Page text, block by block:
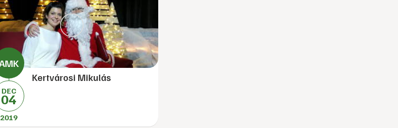
DEC
04
2019
Kertvárosi Mikulás